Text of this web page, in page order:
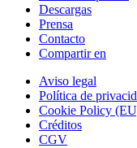
Descargas
Prensa
Contacto
Compartir en
Aviso legal
Política de
Cookie Policy
Créditos
CGV